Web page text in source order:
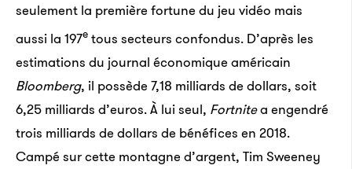
seulement la première fortune du jeu vidéo mais
aussi la 197e tous secteurs confondus. D’après les
estimations du journal économique américain
Bloomberg, il possède 7,18 milliards de dollars, soit
6,25 milliards d’euros. À lui seul, Fortnitea engendré
trois milliards de dollars de bénéfices en 2018.
Campé sur cette montagne d’argent, Tim Sweeney